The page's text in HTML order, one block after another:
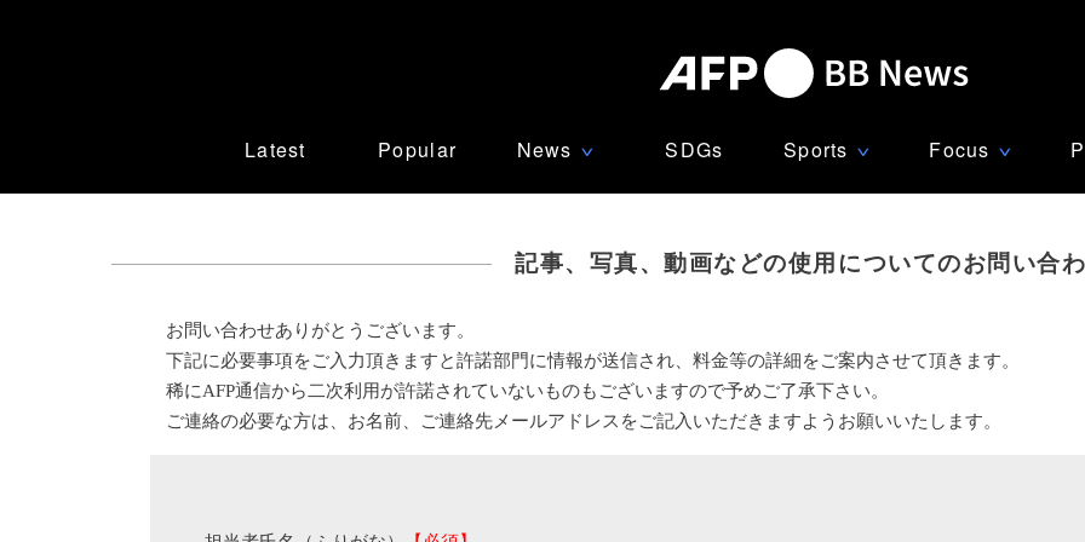
Latest Popular News ∨ SDGs Sports ∨ Focus ∨
記事、写真、動画などの使用についてのお問い合
お問い合わせありがとうございます。
下記に必要事項をご入力頂きますと許諾部門に情報が送信され、料金等の詳細をご案内させて頂きます。
稀にAFP通信から二次利用が許諾されていないものもございますので予めご了承下さい。
ご連絡の必要な方は、お名前、ご連絡先メールアドレスをご記入いただきますようお願いいたします。